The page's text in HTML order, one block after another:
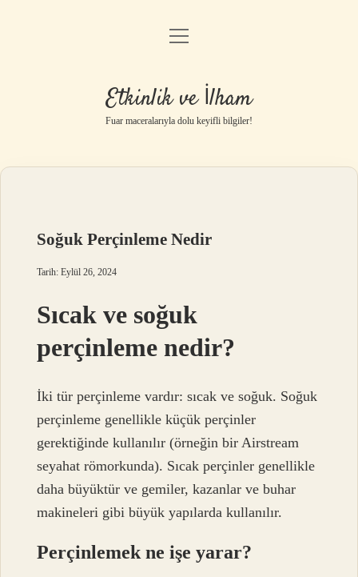
Anasayfa
Gizlilik Politikası
Yasal Uyarı
menüyü
Etkinlik ve İlham
Fuar maceralarıyla dolu keyifli bilgiler!
Soğuk Perçinleme Nedir
Tarih: Eylül 26, 2024
Sıcak ve soğuk
perçinleme nedir?
İki tür perçinleme vardır: sıcak ve soğuk. Soğuk
perçinleme genellikle küçük perçinler
gerektiğinde kullanılır (örneğin bir Airstream
seyahat römorkunda). Sıcak perçinler genellikle
daha büyüktür ve gemiler, kazanlar ve buhar
makineleri gibi büyük yapılarda kullanılır.
Perçinlemek ne işe yarar?